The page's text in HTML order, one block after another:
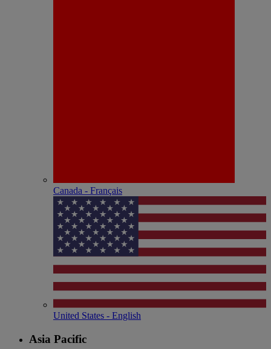
Canada - Français
United States - English
Asia Pacific